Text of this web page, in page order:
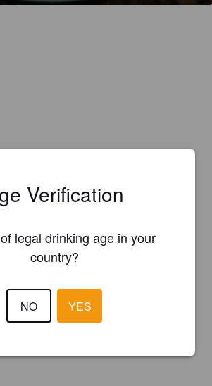
Verification
legal drinking age in your
country?
NO YES